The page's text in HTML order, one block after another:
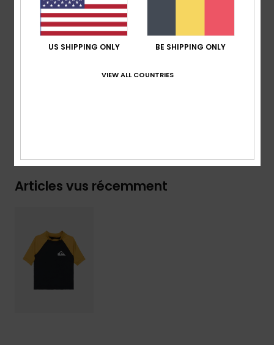
traitement :modèle teint dans la masse [coloris
Télécharger la Déclaration De Conformité
[Matière principale] 84% polyester recyclé,
Articles vus récemment
US SHIPPING ONLY BE SHIPPING ONLY
VIEW ALL COUNTRIES